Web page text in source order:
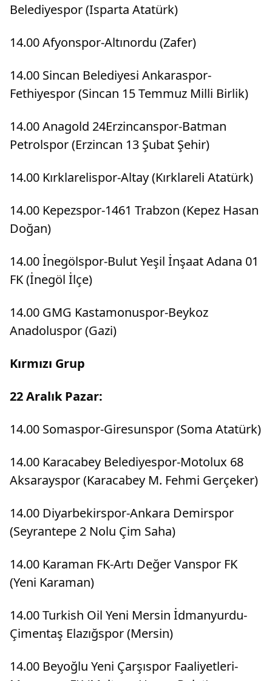
Belediyespor (Isparta Atatürk)
14.00 Afyonspor-Altınordu (Zafer)
14.00 Sincan Belediyesi Ankaraspor-
Fethiyespor (Sincan 15 Temmuz Milli Birlik)
14.00 Anagold 24Erzincanspor-Batman
Petrolspor (Erzincan 13 Şubat Şehir)
14.00 Kırklarelispor-Altay (Kırklareli Atatürk)
14.00 Kepezspor-1461 Trabzon (Kepez Hasan
Doğan)
14.00 İnegölspor-Bulut Yeşil İnşaat Adana 01
FK (İnegöl İlçe)
14.00 GMG Kastamonuspor-Beykoz
Anadoluspor (Gazi)
Kırmızı Grup
22 Aralık Pazar:
14.00 Somaspor-Giresunspor (Soma Atatürk)
14.00 Karacabey Belediyespor-Motolux 68
Aksarayspor (Karacabey M. Fehmi Gerçeker)
14.00 Diyarbekirspor-Ankara Demirspor
(Seyrantepe 2 Nolu Çim Saha)
14.00 Karaman FK-Artı Değer Vanspor FK
(Yeni Karaman)
14.00 Turkish Oil Yeni Mersin İdmanyurdu-
Çimentaş Elazığspor (Mersin)
14.00 Beyoğlu Yeni Çarşıspor Faaliyetleri-